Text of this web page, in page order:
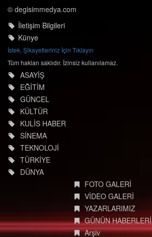
© degisimmedya.com
İletişim Bilgileri
Künye
İstek, Şikayetleriniz İçin Tıklayın
Tüm hakları saklıdır. İzinsiz kullanılamaz.
ASAYİŞ
EĞİTİM
GÜNCEL
KÜLTÜR
KULİS HABER
SİNEMA
TEKNOLOJİ
TÜRKİYE
DÜNYA
FOTO GALERİ
VİDEO GALERİ
YAZARLARIMIZ
GÜNÜN HABERLERİ
Arşiv